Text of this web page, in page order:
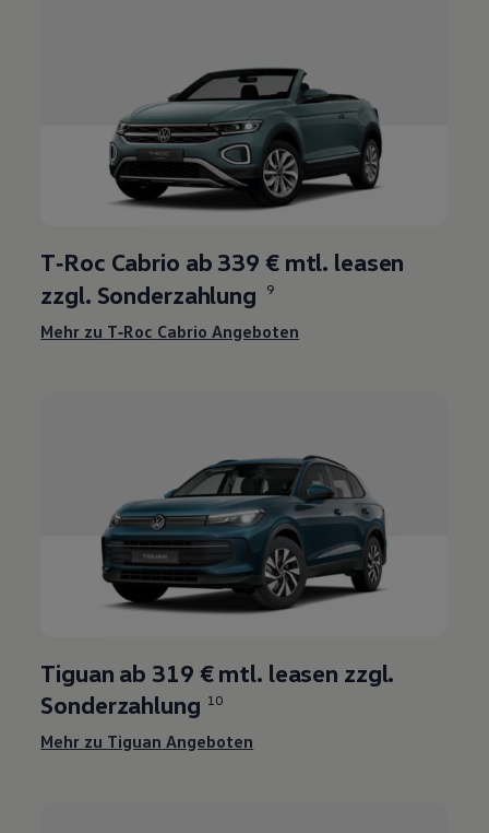
T‑Roc Cabrio ab 339 € mtl. leasen
zzgl. Sonderzahlung
9
Mehr zu T‑Roc Cabrio Angeboten
Tiguan ab 319 € mtl. leasen zzgl.
Sonderzahlung 10
Mehr zu Tiguan Angeboten